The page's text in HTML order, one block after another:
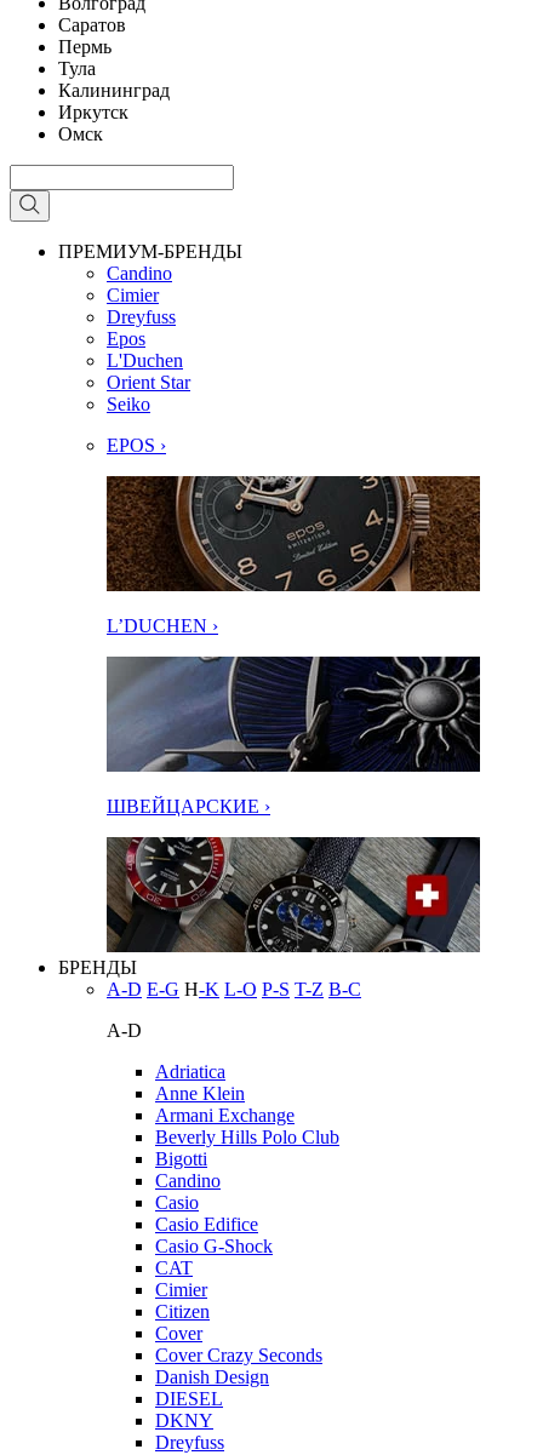
Саратов
Пермь
Тула
Калининград
Иркутск
Омск
ПРЕМИУМ-БРЕНДЫ
Candino
Cimier
Dreyfuss
Epos
L'Duchen
Orient Star
Seiko
EPOS ›
L’DUCHEN ›
ШВЕЙЦАРСКИЕ ›
БРЕНДЫ
A-D E-G H-K L-O P-S T-Z В-С
A-D
Adriatica
Anne Klein
Armani Exchange
Beverly Hills Polo Club
Bigotti
Candino
Casio
Casio Edifice
Casio G-Shock
CAT
Cimier
Citizen
Cover
Cover Crazy Seconds
Danish Design
DIESEL
DKNY
Dreyfuss